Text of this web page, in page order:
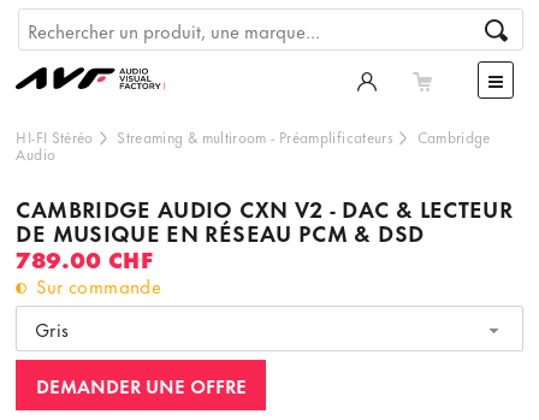
HI-FI Stéréo Streaming & multiroom - Préamplificateurs Cambridge
Audio
CAMBRIDGE AUDIO CXN V2 - DAC & LECTEUR
DE MUSIQUE EN RÉSEAU PCM & DSD
789.00 CHF
Sur commande
Gris
DEMANDER UNE OFFRE